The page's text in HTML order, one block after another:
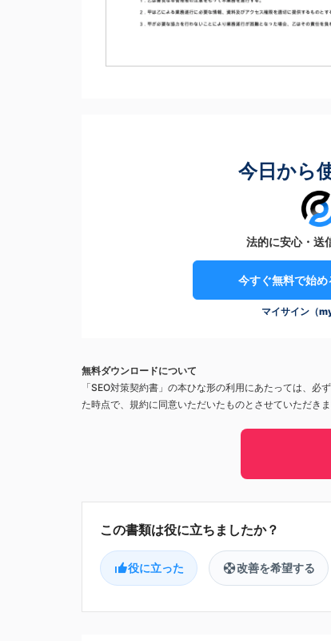
今日から
法的に安心・送
今すぐ無料で始め
マイサイン（
無料ダウンロードについて
「SEO対策契約書」の本ひな形の利用にあたっては、必
た時点で、規約に同意いただいたものとさせていただきま
役に立った 改善を希望する